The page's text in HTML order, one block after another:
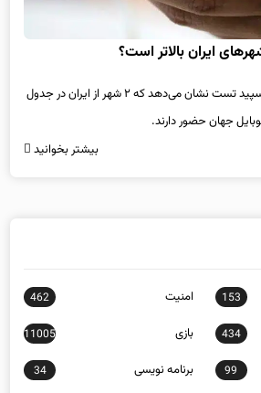
ایران بالاتر است؟
gsxr - داده‌های وب‌سایت اسپید تست نشان می‌دهد که ۲ شهر از ایران در جدول
جهان حضور دارند.
بیشتر بخوانید
153 امنيت 462
434 بازی 11005
99 برنامه نويسی 34